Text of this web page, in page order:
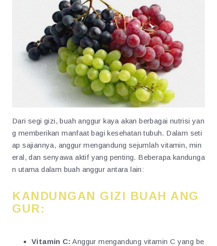
Dari segi gizi, buah anggur kaya akan berbagai nutrisi yan
g memberikan manfaat bagi kesehatan tubuh. Dalam seti
ap sajiannya, anggur mengandung sejumlah vitamin, min
eral, dan senyawa aktif yang penting. Beberapa kandunga
n utama dalam buah anggur antara lain:
KANDUNGAN GIZI BUAH ANG
GUR:
Vitamin C: Anggur mengandung vitamin C yang be